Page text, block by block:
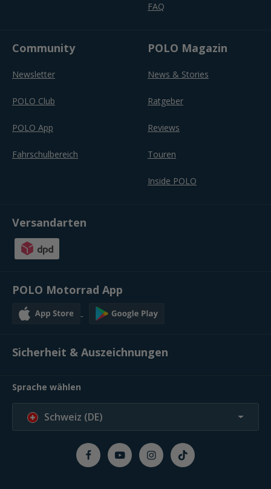
FAQ
Community
Newsletter
POLO Club
POLO App
Fahrschulbereich
POLO Magazin
News & Stories
Ratgeber
Reviews
Touren
Inside POLO
Versandarten
POLO Motorrad App
Sicherheit & Auszeichnungen
Sprache wählen
Schweiz (DE)